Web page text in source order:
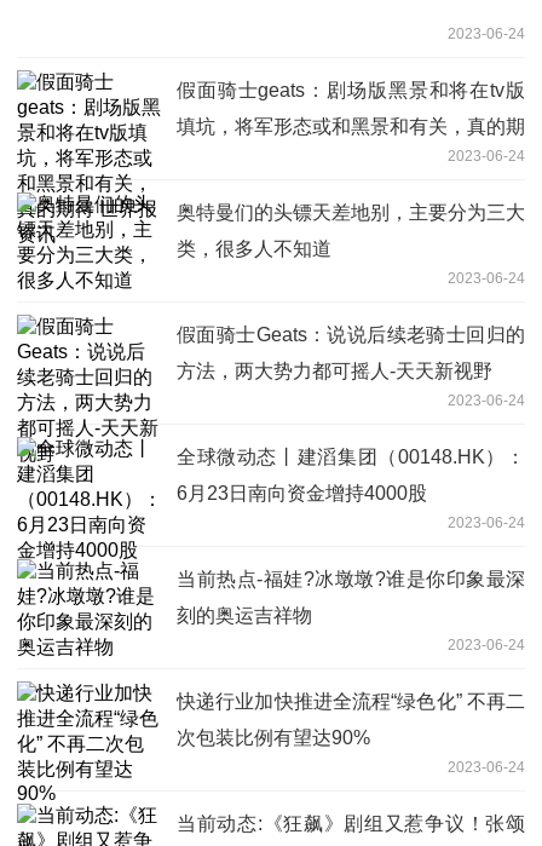
2023-06-24
假面骑士geats：剧场版黑景和将在tv版
填坑，将军形态或和黑景和有关，真的期
2023-06-24
奥特曼们的头镖天差地别，主要分为三大
类，很多人不知道
2023-06-24
假面骑士Geats：说说后续老骑士回归的
方法，两大势力都可摇人-天天新视野
2023-06-24
全球微动态丨建滔集团（00148.HK）：
6月23日南向资金增持4000股
2023-06-24
当前热点-福娃?冰墩墩?谁是你印象最深
刻的奥运吉祥物
2023-06-24
快递行业加快推进全流程“绿色化” 不再二
次包装比例有望达90%
2023-06-24
当前动态:《狂飙》剧组又惹争议！张颂